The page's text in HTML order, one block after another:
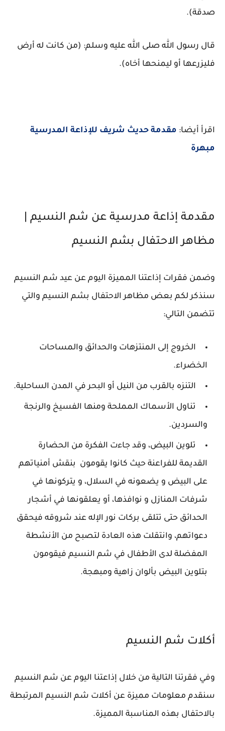
صدقة).
قال رسول الله صلى الله عليه وسلم: (من كانت له أرض
فليزرعها أو ليمنحها أخاه).
اقرأ أيضا: مقدمة حديث شريف للإذاعة المدرسية
مبهرة
مقدمة إذاعة مدرسية عن شم النسيم |
مظاهر الاحتفال بشم النسيم
وضمن فقرات إذاعتنا المميزة اليوم عن عيد شم النسيم
سنذكر لكم بعض مظاهر الاحتفال بشم النسيم والتي
تتضمن التالي:
الخروج إلى المنتزهات والحدائق والمساحات
الخضراء.
التنزه بالقرب من النيل أو البحر في المدن الساحلية.
تناول الأسماك المملحة ومنها الفسيخ والرنجة
والسردين.
تلوين البيض، وقد جاءت الفكرة من الحضارة
القديمة للفراعنة حيث كانوا يقومون بنقش أمنياتهم
على البيض و يضعونه في السلال، و يتركونها في
شرفات المنازل و نوافذها، أو يعلقونها في أشجار
الحدائق حتى تتلقى بركات نور الإله عند شروقه فيحقق
دعواتهم، وانتقلت هذه العادة لتصبح من الأنشطة
المفضلة لدى الأطفال في شم النسيم فيقومون
بتلوين البيض بألوان زاهية ومبهجة.
أكلات شم النسيم
وفي فقرتنا التالية من خلال إذاعتنا اليوم عن شم النسيم
سنقدم معلومات مميزة عن أكلات شم النسيم المرتبطة
بالاحتفال بهذه المناسبة المميزة.